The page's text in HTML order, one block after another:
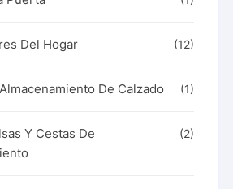
Del Hogar (12)
De Calzado (1)
Y Cestas De
(2)